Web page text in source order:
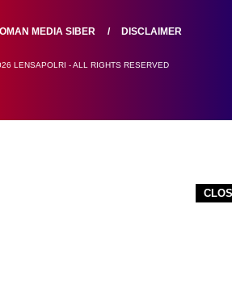
MEDIA SIBER DISCLAIMER
LENSAPOLRI - ALL RIGHTS RESERVED